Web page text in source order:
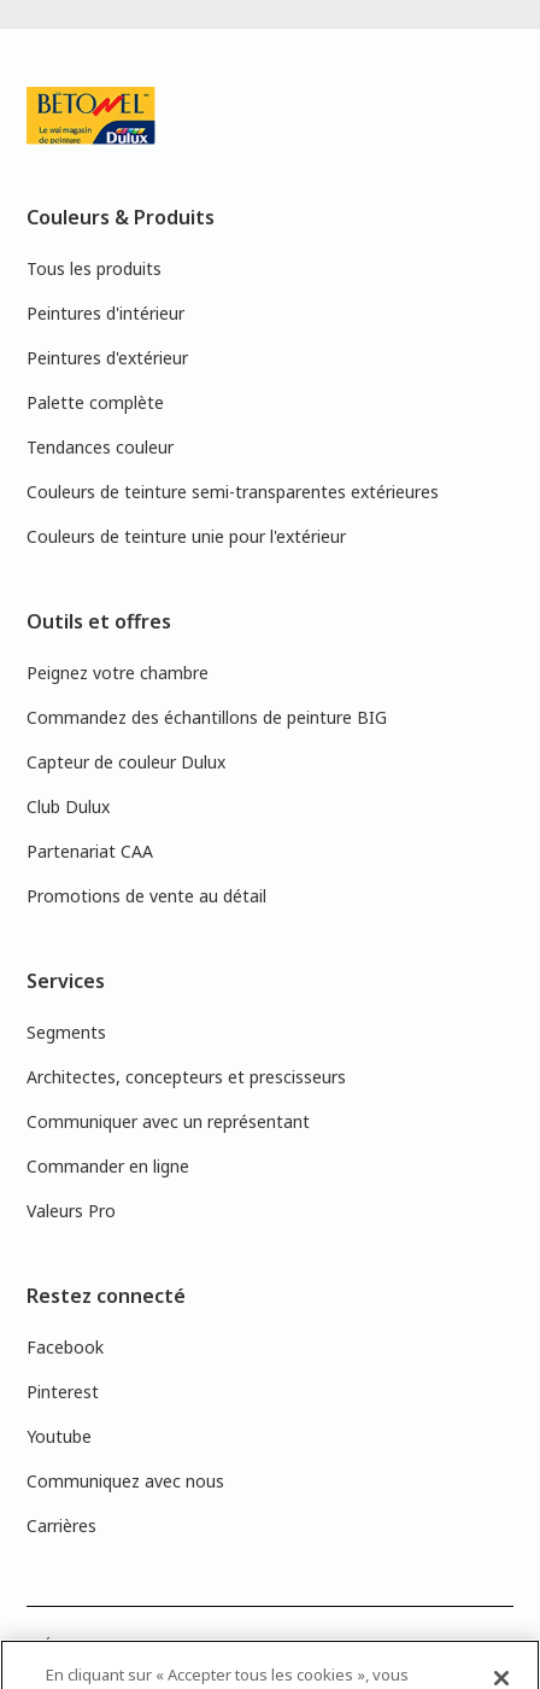
Couleurs & Produits
Tous les produits
Peintures d'intérieur
Peintures d'extérieur
Palette complète
Tendances couleur
Couleurs de teinture semi-transparentes extérieures
Couleurs de teinture unie pour l'extérieur
Outils et offres
Peignez votre chambre
Commandez des échantillons de peinture BIG
Capteur de couleur Dulux
Club Dulux
Partenariat CAA
Promotions de vente au détail
Services
Segments
Architectes, concepteurs et prescisseurs
Communiquer avec un représentant
Commander en ligne
Valeurs Pro
Restez connecté
Facebook
Pinterest
Youtube
Communiquez avec nous
Carrières
PRÉCISION DES COULEURS : Veuillez noter que les couleurs affichées à
l’écran peuvent ne pas correspondre exactement aux couleurs de
En cliquant sur « Accepter tous les cookies », vous